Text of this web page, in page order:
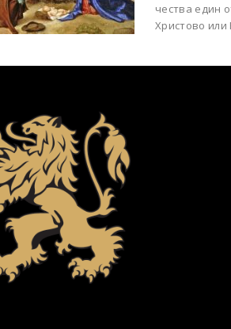
чества един
Христово или